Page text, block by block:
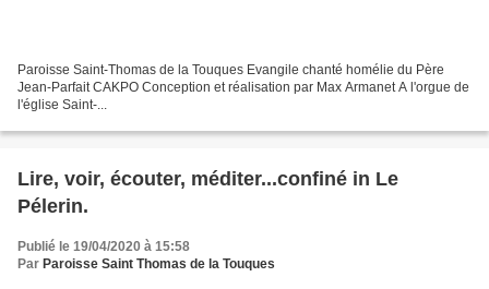
Paroisse Saint-Thomas de la Touques Evangile chanté homélie du Père
Jean-Parfait CAKPO Conception et réalisation par Max Armanet A l'orgue de
l'église Saint-...
Lire, voir, écouter, méditer...confiné in Le
Pélerin.
Publié le 19/04/2020 à 15:58
Par Paroisse Saint Thomas de la Touques